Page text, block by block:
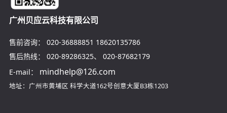
广州贝应云科技有限公司
售前咨询： 020-36888851 18620135786
售后热线：
020-89286325、 020-87682179
E-mail：
mindhelp@126.com
地址：广州市黄埔区 科学大道162号创意大厦B3栋1203